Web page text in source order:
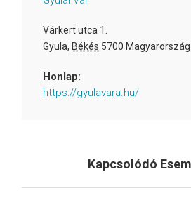
Várkert utca 1.
Gyula, Békés 5700 Magyarország
Honlap:
https://gyulavara.hu/
Kapcsolódó